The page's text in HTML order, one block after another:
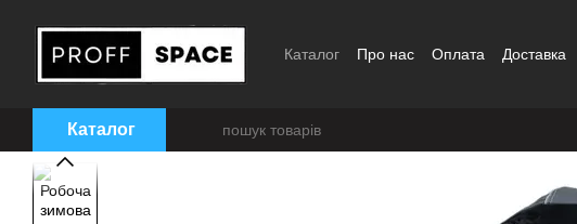
Каталог Про нас Оплата Доставка
Каталог